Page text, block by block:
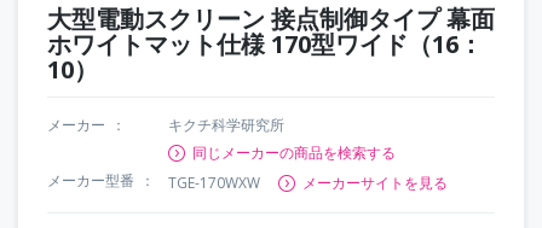
大型電動スクリーン 接点制御タイプ 幕面
ホワイトマット仕様 170型ワイド（16：
10）
メーカー
キクチ科学研究所
同じメーカーの商品を検索する
メーカー型番
TGE-170WXW メーカーサイトを見る